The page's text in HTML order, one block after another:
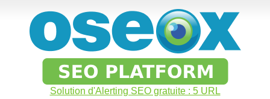
Solution d'Alerting SEO gratuite : 5 URL